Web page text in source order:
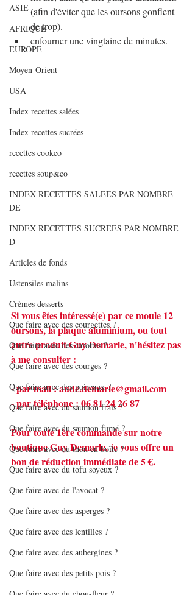
ASIE
AFRIQUE
EUROPE
Moyen-Orient
USA
Index recettes salées
Index recettes sucrées
recettes cookeo
recettes soup&co
INDEX RECETTES SALEES PAR NOMBRE
DE
INDEX RECETTES SUCREES PAR NOMBRE
D
Articles de fonds
Ustensiles malins
Crèmes desserts
Que faire avec des courgettes ?
Que faire avec des carottes ?
Que faire avec des courges ?
Que faire avec des poireaux ?
Que faire avec du saumon frais ?
Que faire avec du saumon fumé ?
Que faire avec du thon en boîte ?
Que faire avec du tofu soyeux ?
Que faire avec de l'avocat ?
Que faire avec des asperges ?
Que faire avec des lentilles ?
Que faire avec des aubergines ?
Que faire avec des petits pois ?
(afin d'éviter que les oursons gonflent
de trop).
enfourner une vingtaine de minutes.
Si vous êtes intéressé(e) par ce moule 12
oursons, la plaque aluminium, ou tout
autre produit Guy Demarle, n'hésitez pas
à me consulter :
- par mail : aude.demarle@gmail.com
- par téléphone : 06 81 24 26 87
Pour toute 1ère commande sur notre
boutique Guy Demarle, je vous offre un
bon de réduction immédiate de 5 €.